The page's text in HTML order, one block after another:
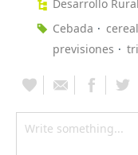
Desarrollo Rural
Cebada
cereal
previsiones